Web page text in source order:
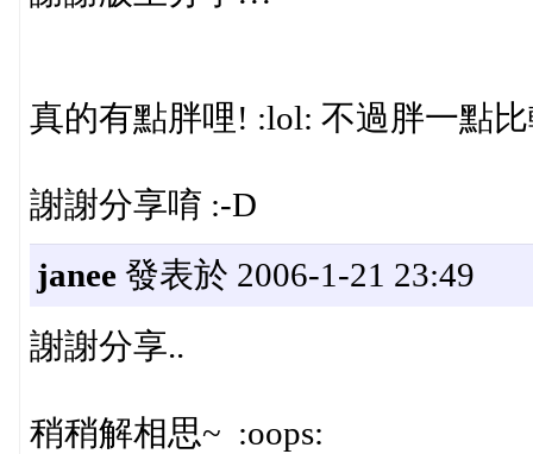
真的有點胖哩! :lol: 不過胖一點
謝謝分享唷 :-D
janee發表於 2006-1-21 23:49
謝謝分享..
稍稍解相思~ :oops: